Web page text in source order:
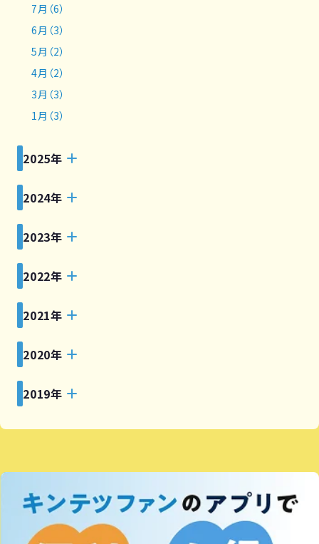
7月（6）
6月（3）
5月（2）
4月（2）
3月（3）
1月（3）
2025年
2024年
2023年
2022年
2021年
2020年
2019年